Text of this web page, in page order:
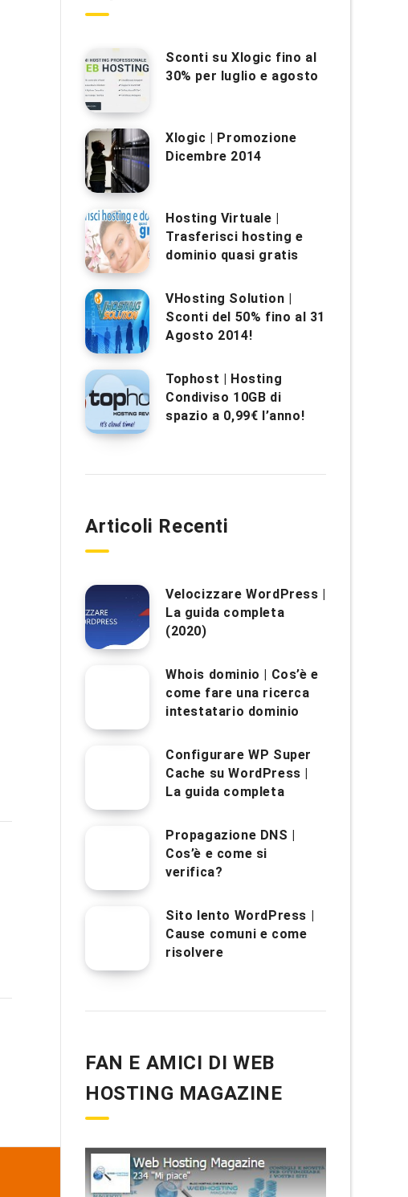
Sconti su Xlogic fino al
30% per luglio e agosto
Xlogic | Promozione
Dicembre 2014
Hosting Virtuale |
Trasferisci hosting e
dominio quasi gratis
VHosting Solution |
Sconti del 50% fino al 31
Agosto 2014!
Tophost | Hosting
Condiviso 10GB di
spazio a 0,99€ l’anno!
Articoli Recenti
Velocizzare WordPress |
La guida completa
(2020)
Whois dominio | Cos’è e
come fare una ricerca
intestatario dominio
Configurare WP Super
Cache su WordPress |
La guida completa
Propagazione DNS |
Cos’è e come si
verifica?
Sito lento WordPress |
Cause comuni e come
risolvere
FAN E AMICI DI WEB
HOSTING MAGAZINE